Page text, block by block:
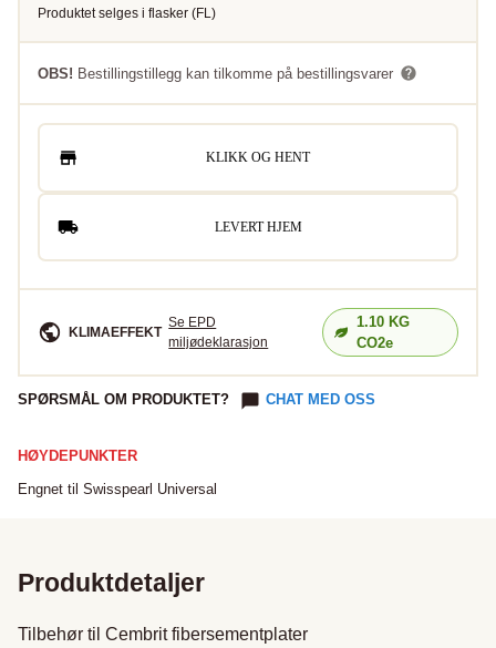
Produktet selges i flasker (FL)
OBS! Bestillingstillegg kan tilkomme på bestillingsvarer
KLIKK OG HENT
LEVERT HJEM
KLIMAEFFEKT
Se EPD
miljødeklarasjon
1.10KG
CO2e
SPØRSMÅL OM PRODUKTET? CHAT MED OSS
HØYDEPUNKTER
Engnet til Swisspearl Universal
Produktdetaljer
Tilbehør til Cembrit fibersementplater